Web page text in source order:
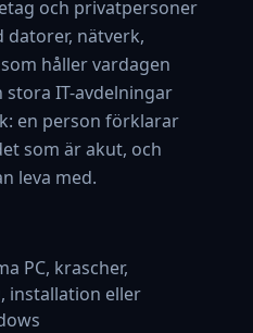
och privatpersoner
datorer, nätverk,
håller vardagen
stora IT-avdelningar
en person förklarar
som är akut, och
leva med.
PC, krascher,
installation eller